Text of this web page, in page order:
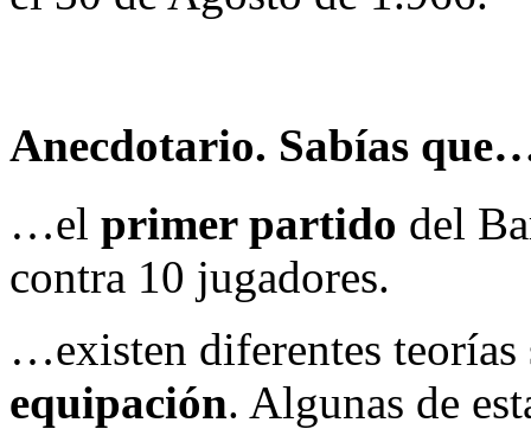
Anecdotario. Sabías
…el primer partido del
contra 10 jugadores.
…existen diferentes
equipación. Algunas de